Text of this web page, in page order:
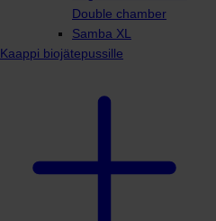
Double chamber
Samba XL
Kaappi biojätepussille